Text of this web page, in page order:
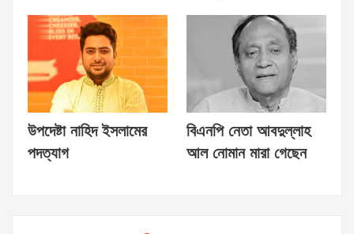
উপদেষ্টা নাহিদ ইসলামের
পদত্যাগ
বিএনপি নেতা আবদুল্লাহ
আল নোমান মারা গেছেন